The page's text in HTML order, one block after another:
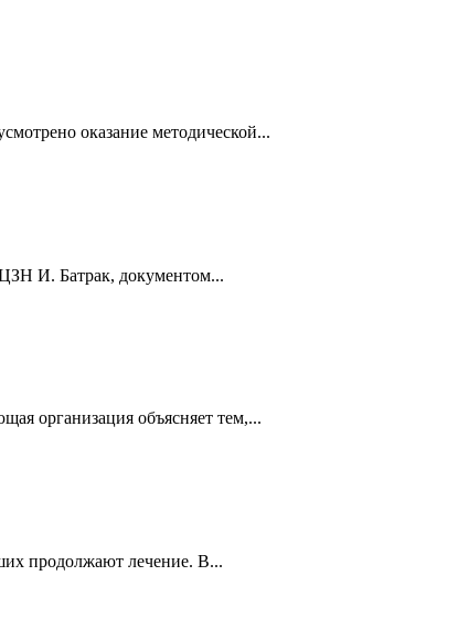
оказание методической...
ЦЗН И. Батрак, документом...
организация объясняет тем,...
продолжают лечение. В...